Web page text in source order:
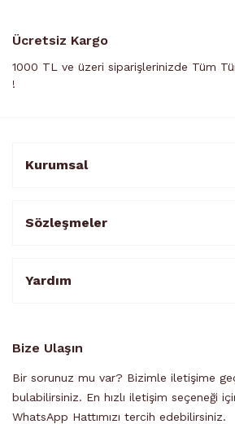
Ücretsiz Kargo
1000 TL ve üzeri siparişlerinizde Tüm
!
Kurumsal
Sözleşmeler
Yardım
Bize Ulaşın
Bir sorunuz mu var? Bizimle iletişime
bulabilirsiniz. En hızlı iletişim seçeneği
WhatsApp Hattımızı tercih edebilirsiniz.